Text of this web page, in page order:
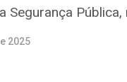
2025